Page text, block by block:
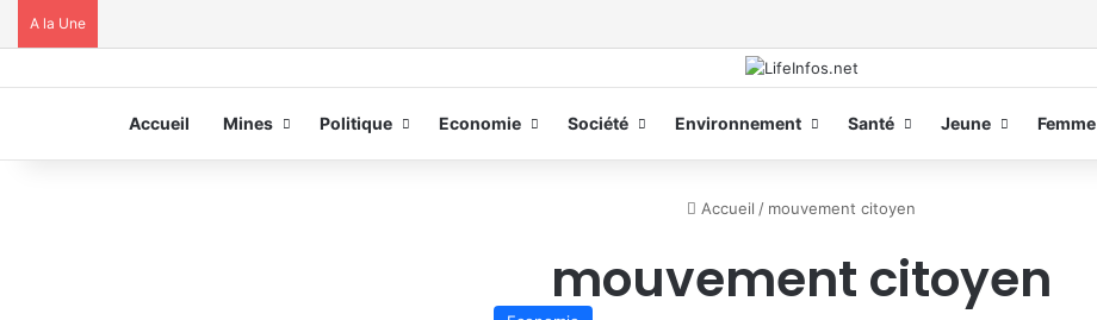
A la Une
Accueil Mines Politique Economie Société Environnement Santé Jeune Femme
Accueil / mouvement citoyen
mouvement citoyen